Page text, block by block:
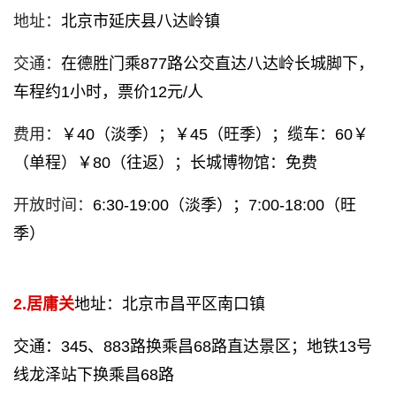
地址： 北京市延庆县八达岭镇
交通： 在德胜门乘877路公交直达八达岭长城脚下，
车程约1小时，票价12元/人
费用：
￥40（淡季）；￥45（旺季）；缆车：60￥
（单程）￥80（往返）；长城博物馆：免费
开放时间： 6:30-19:00（淡季）；7:00-18:00（旺
季）
2.居庸关地址：北京市昌平区南口镇
交通：345、883路换乘昌68路直达景区；地铁13号
线龙泽站下换乘昌68路